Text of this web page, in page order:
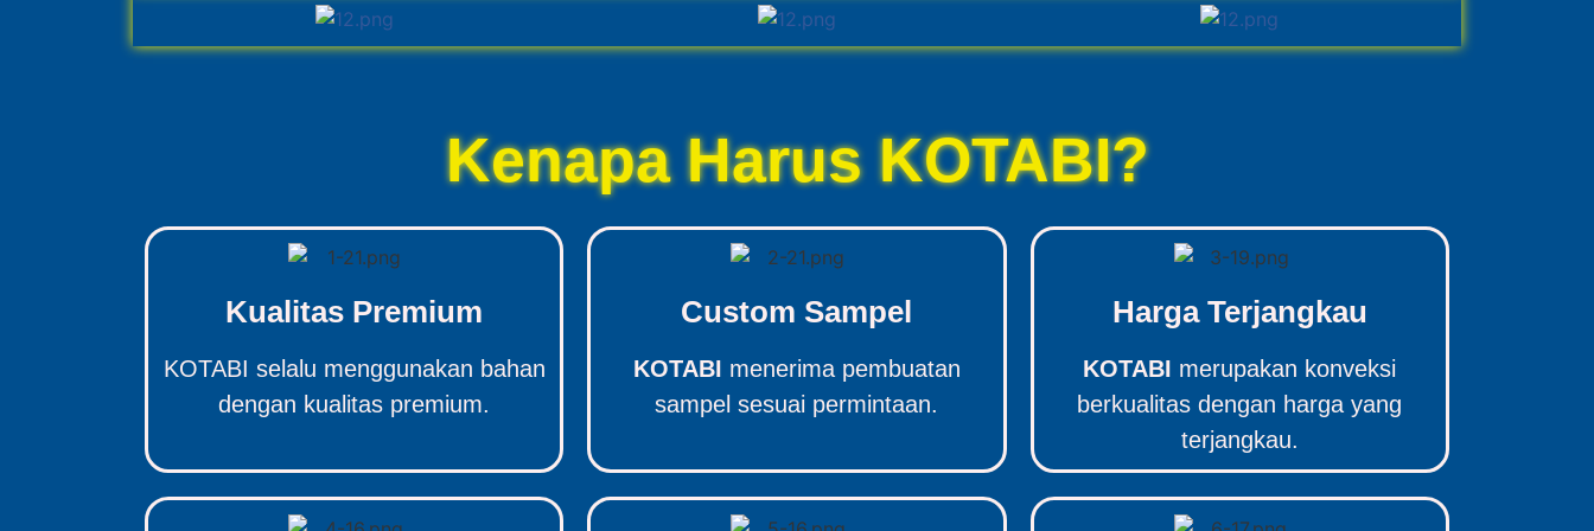
Kenapa Harus KOTABI?
Kualitas Premium
KOTABI selalu menggunakan bahan
dengan kualitas premium.
Custom Sampel
KOTABI menerima pembuatan
sampel sesuai permintaan.
Harga Terjangkau
KOTABI merupakan konveksi
berkualitas dengan harga yang
terjangkau.